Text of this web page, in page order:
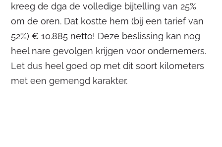
kreeg de dga de volledige bijtelling van 25%
om de oren. Dat kostte hem (bij een tarief van
52%) € 10.885 netto! Deze beslissing kan nog
heel nare gevolgen krijgen voor ondernemers.
Let dus heel goed op met dit soort kilometers
met een gemengd karakter.